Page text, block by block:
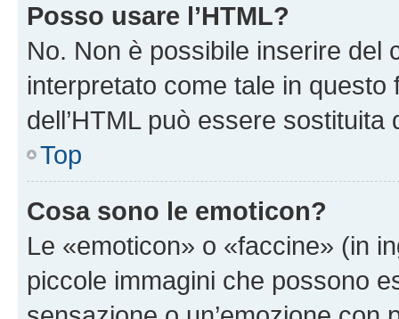
Posso usare l’HTML?
No. Non è possibile inserire del
interpretato come tale in
dell’HTML può essere sostituita
Top
Cosa sono le emoticon?
Le «emoticon» o «faccine» (in
piccole immagini che possono